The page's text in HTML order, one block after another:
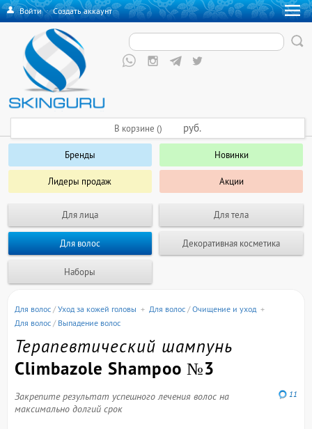
Войти·Создать аккаунт
Бренды Новинки
Лидеры продаж Акции
Для лица Для тела
Для волос Декоративная косметика
Наборы
В корзине () руб.
Для волос /Уход за кожей головы + Для волос /Очищение и уход+
Для волос / Выпадение волос
Терапевтический шампунь
Climbazole Shampoo №3
11
Закрепите результат успешного лечения волос на
максимально долгий срок